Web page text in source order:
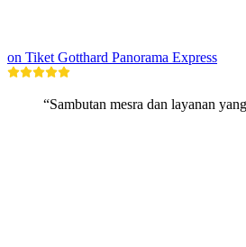
on Tiket Gotthard Panorama Express
“Sambutan mesra dan layanan